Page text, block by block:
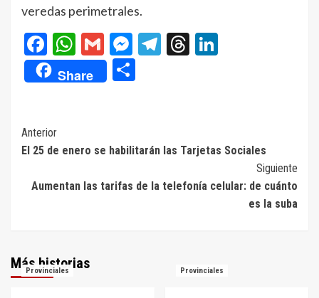
veredas perimetrales.
Facebook
WhatsApp
GmailMessenger
Telegram
Threads
Share
Navegación
de
entradas
Anterior
El 25 de enero se habilitarán las Tarjetas Sociales
Siguiente
Aumentan las tarifas de la telefonía celular: de cuánto
es la suba
Más historias
Provinciales Provinciales